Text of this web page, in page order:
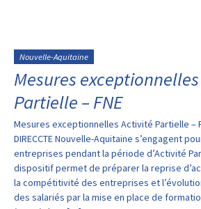
Nouvelle-Aquitaine
Mesures
Partielle – FNE
Mesures exceptionnelles Activité Partielle –
DIRECCTE Nouvelle-Aquitaine s’engagent
entreprises pendant la période d’Activité
dispositif permet de préparer la reprise
la compétitivité des entreprises et
des salariés par la mise en place de